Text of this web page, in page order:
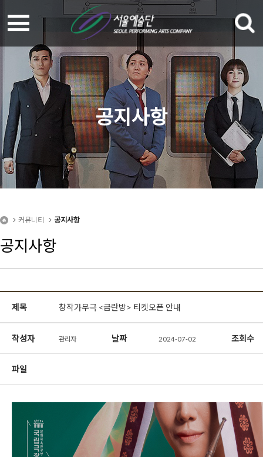
공지사항
커뮤니티 공지사항
공지사항
제목 창작가무극 <금란방> 티켓오픈 안내
작성자 관리자 날짜 2024-07-02 조회수
파일